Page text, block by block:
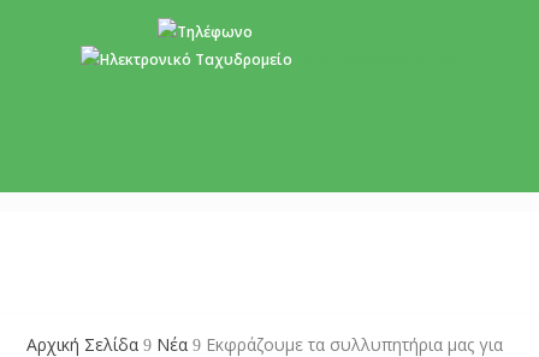
Αρχική Σελίδα 9 Νέα 9 Εκφράζουμε τα συλλυπητήρια μας για